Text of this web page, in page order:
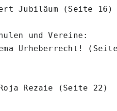
Jubiläum (Seite 16)
und Vereine:
Urheberrecht!
Rezaie (Seite 22)